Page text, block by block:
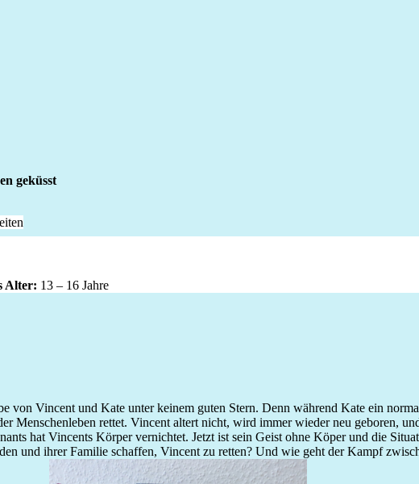
geküsst
Alter: 13 – 16 Jahre
von Vincent und Kate unter keinem guten Stern. Denn während Kate ein
Menschenleben rettet. Vincent altert nicht, wird immer wieder neu geboren,
hat Vincents Körper vernichtet. Jetzt ist sein Geist ohne Köper und die
und ihrer Familie schaffen, Vincent zu retten? Und wie geht der Kampf